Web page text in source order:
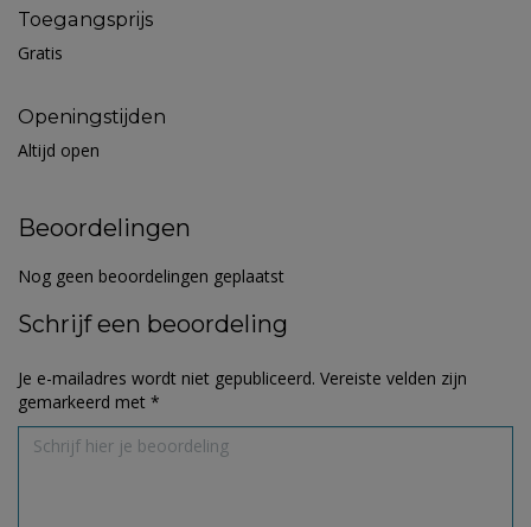
Toegangsprijs
Gratis
Openingstijden
Altijd open
Beoordelingen
Nog geen beoordelingen geplaatst
Schrijf een beoordeling
Je e-mailadres wordt niet gepubliceerd. Vereiste velden zijn
gemarkeerd met *